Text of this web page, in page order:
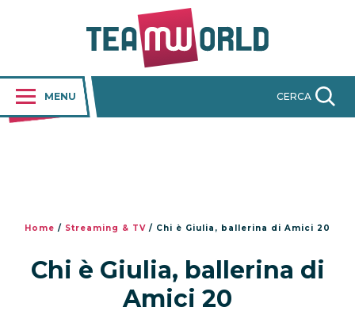
MENU CERCA
Home / Streaming & TV / Chi è Giulia, ballerina di Amici 20
Chi è Giulia, ballerina di
Amici 20